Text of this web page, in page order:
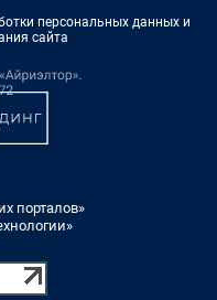
персональных данных и
сайта
порталов»